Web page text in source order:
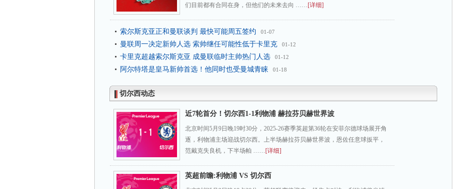
们目前都有合同在身，但他们的未来去向 ……[详细]
索尔斯克亚正和曼联谈判 最快可能周五签约 01-07
曼联周一决定新帅人选 索帅继任可能性低于卡里克 01-12
卡里克超越索尔斯克亚 成曼联临时主帅热门人选 01-12
阿尔特塔是皇马新帅首选！他同时也受曼城青睐 01-18
切尔西动态
近7轮首分！切尔西1-1利物浦 赫拉芬贝赫世界波
北京时间5月9日晚19时30分，2025-26赛季英超第36轮在安菲尔德球场展开角
逐，利物浦主场迎战切尔西。上半场赫拉芬贝赫世界波，恩佐任意球扳平，
范戴克失良机，下半场帕 ……[详细]
英超前瞻:利物浦 VS 切尔西